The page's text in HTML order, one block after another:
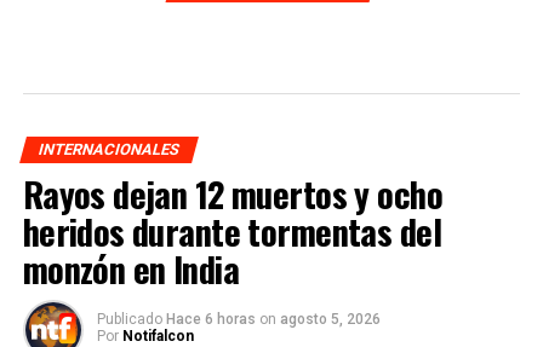
INTERNACIONALES
Rayos dejan 12 muertos y ocho
heridos durante tormentas del
monzón en India
Publicado Hace 6 horas on agosto 5, 2026
Por Notifalcon